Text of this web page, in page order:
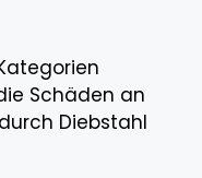
Schäden an
Diebstahl